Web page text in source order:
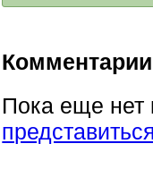
Комментарии
Пока еще нет